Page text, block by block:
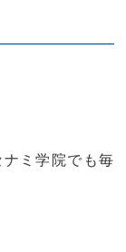
ミ学院でも毎